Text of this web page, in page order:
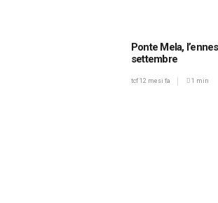
Ponte Mela,
settembre
tcf 12 mesi fa 1 min